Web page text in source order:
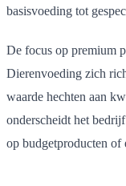
basisvoeding tot
De focus op premium
Dierenvoeding zich
waarde hechten aan
onderscheidt het
op budgetproducten of